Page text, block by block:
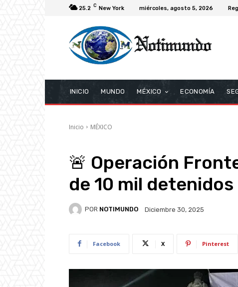
25.2 C New York miércoles, agosto 5, 2026
INICIO MUNDO MÉXICO ECONOMÍA
Inicio MÉXICO
🚨 Operación
de 10 mil
POR NOTIMUNDO Diciembre 30, 2025
Facebook X Pinterest